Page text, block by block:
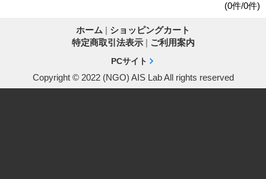
(0件/0件)
ホーム | ショッピングカート
特定商取引法表示 | ご利用案内
PCサイト
Copyright © 2022 (NGO) AIS Lab All rights reserved